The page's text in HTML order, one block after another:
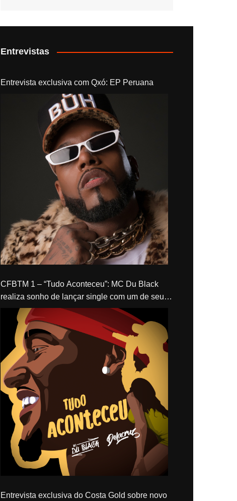
Entrevistas
Entrevista exclusiva com Qxó: EP Peruana
CFBTM 1 – “Tudo Aconteceu”: MC Du Black
realiza sonho de lançar single com um de seus
ídolos, Delacruz
Entrevista exclusiva do Costa Gold sobre novo